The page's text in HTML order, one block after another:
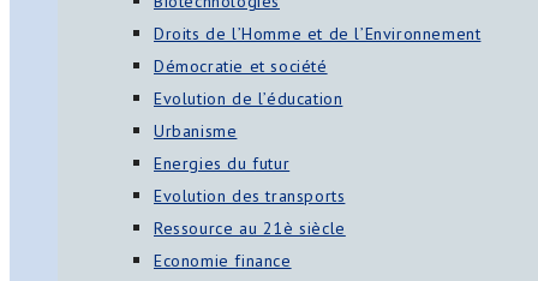
Droits de l’Homme et de l’Environnement
Démocratie et société
Evolution de l’éducation
Urbanisme
Energies du futur
Evolution des transports
Ressource au 21è siècle
Economie finance